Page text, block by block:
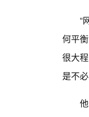
“
何平
很大
是不